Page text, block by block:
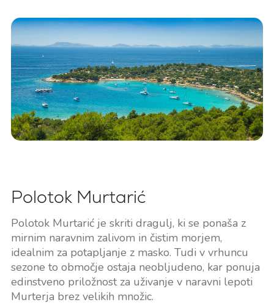
Polotok Murtarić
Polotok Murtarić je skriti dragulj, ki se ponaša z
mirnim naravnim zalivom in čistim morjem,
idealnim za potapljanje z masko. Tudi v vrhuncu
sezone to območje ostaja neobljudeno, kar ponuja
edinstveno priložnost za uživanje v naravni lepoti
Murterja brez velikih množic.